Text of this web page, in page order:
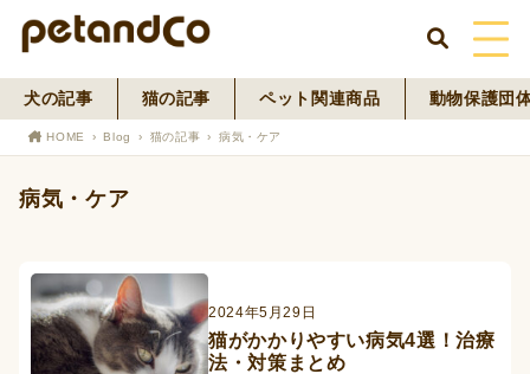
HOME
ペットフード事業
犬の記事 猫の記事 ペット関連商品 動物保護団
HOME Blog 猫の記事 病気・ケア
病気・ケア
2024年5月29日
猫がかかりやすい病気4選！治療
法・対策まとめ